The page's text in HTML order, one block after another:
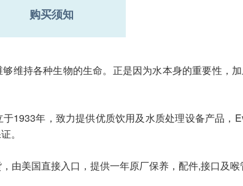
购买须知
维持各种生物的生命。正是因为水本身的重要性，
1933年，致力提供优质饮用及水质处理设备产品
。
由美国直接入口，提供一年原厂保养，配件,接口及喉